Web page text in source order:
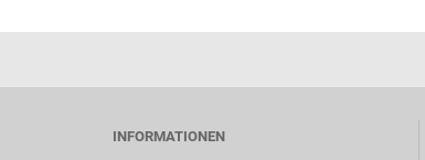
INFORMATIONEN